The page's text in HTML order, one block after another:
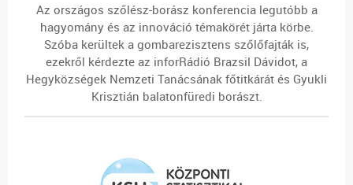
Az országos szőlész-borász konferencia legutóbb a
hagyomány és az innováció témakörét járta körbe.
Szóba kerültek a gombarezisztens szőlőfajták is,
ezekről kérdezte az inforRádió Brazsil Dávidot, a
Hegyközségek Nemzeti Tanácsának főtitkárát és Gyukli
Krisztián balatonfüredi borászt.